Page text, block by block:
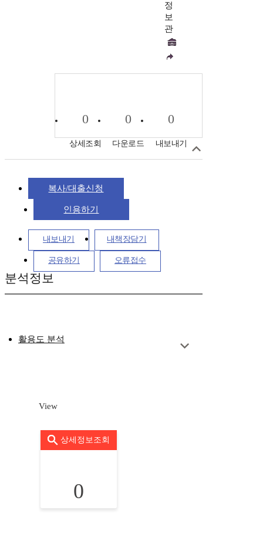
정
보
관
0
상세조회
0
다운로드
0
내보내기
복사/대출신청
인용하기
내보내기 내책장담기
공유하기 오류접수
분석정보
활용도 분석
View
상세정보조회
0